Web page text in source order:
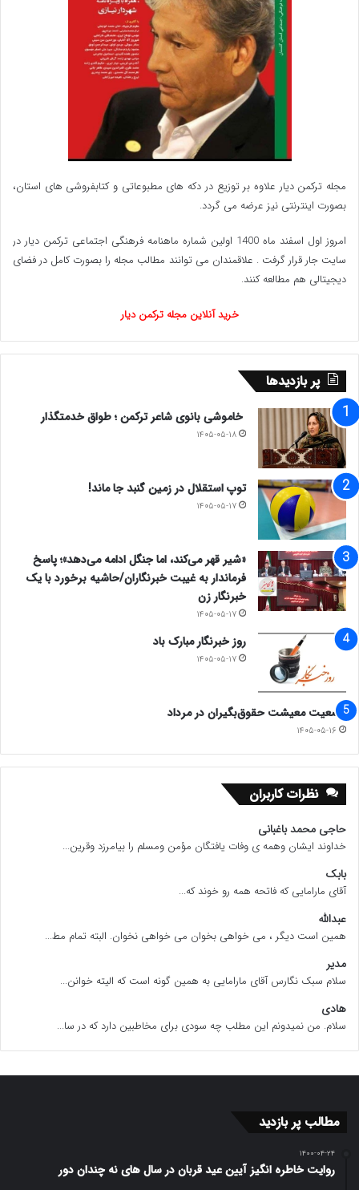
شده و تقریبا در مورد غلبه بر اعتیاد به پورنوگرافی است.
خواندن داستان ‌هایی در مورد افرادی که با این اعتیاد
مبارزه کرده اند، مسیرهای تاریکی که طی شده اند،
زندگی‌ هایی که از هم پاشیده اند و افرادی که در نهایت
عزم بازگشت به سبک زندگی عادی را یافته ‌اند، می تواند
بسیار انگیزه‌ بخش باشد. این کتاب همچنین دستورالعمل
مفید واقع شوند.
داریم.
نویسندگان کتاب این شش مرحله اقدام اساسی را برای
ترک اعتیاد به محتوای پورنوگرافی توصیه می کنند:
– مشکل اعتیاد به پورن خود را به فردی قابل اعتماد
بگویید
– در یک برنامه درمانی شرکت کنید
– یک محیط عاری از محتواهای اعتیادآور ایجاد کنید
– پشتیبانی و پاسخگویی بیست و چهار ساعته به کمک
یک فرد قابل اعتماد ایجاد کنید
– مراقب سلامت جسمی و روحی خود باشید
– شروع به درمان میل جنسی خود کنید / سایت عصر
ایران
www.ulkamiz.ir
مجله ترکمن دیار علاوه بر توزیع در دکه های مطبوعاتی و کتابفروشی های استان،
بصورت اینترنتی نیز عرضه می گردد.‌
امروز اول اسفند ماه 1400 اولین شماره ماهنامه فرهنگی اجتماعی ترکمن دیار در
سایت جار قرار گرفت . علاقمندان می توانند مطالب مجله را بصورت کامل در فضای
دیجیتالی هم مطالعه کنند.
خرید آنلاین مجله ترکمن دیار
پر بازدیدها
خاموشی بانوی شاعر ترکمن ؛ طواق خدمتگذار
۱۴۰۵-۰۵-۱۸
توپ استقلال در زمین گنبد جا ماند!
۱۴۰۵-۰۵-۱۷
«شیر قهر می‌کند، اما جنگل ادامه می‌دهد»؛ پاسخ
فرماندار به غیبت خبرنگاران/حاشیه برخورد با یک
خبرنگار زن
۱۴۰۵-۰۵-۱۷
روز خبرنگار مبارک باد
۱۴۰۵-۰۵-۱۷
وضعیت معیشت حقوق‌بگیران در مرداد
۱۴۰۵-۰۵-۱۶
نظرات کاربران
حاجی محمد باغبانی
خداوند ایشان وهمه ی وفات یافتگان مؤمن ومسلم را بیامرزد وقرین...
بابک
آقای مارامایی که فاتحه همه رو خوند که...
عبدالله
همین است دیگر ، می خواهی بخوان می خواهی نخوان. البته تمام مط...
مدیر
سلام سبک نگارس آقای مارامایی به همین گونه است که الیته خوانن...
هادی
سلام. من نمیدونم این مطلب چه سودی برای مخاطبین دارد که در سا...
مطالب پر بازدید
۱۴۰۰-۰۴-۲۴
روایت خاطره انگیز آیین عید قربان در سال های نه چندان دور